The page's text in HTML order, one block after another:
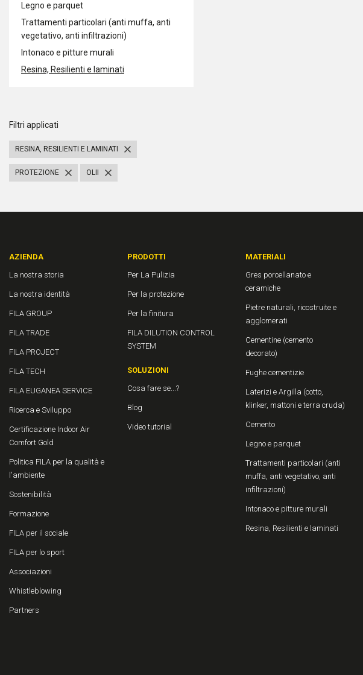
Legno e parquet
Trattamenti particolari (anti muffa, anti
vegetativo, anti infiltrazioni)
Intonaco e pitture murali
Resina, Resilienti e laminati
Filtri applicati
RESINA, RESILIENTI E LAMINATI
PROTEZIONE OLII
AZIENDA
La nostra storia
La nostra identità
FILA GROUP
FILA TRADE
FILA PROJECT
FILA TECH
FILA EUGANEA SERVICE
Ricerca e Sviluppo
Certificazione Indoor Air
Comfort Gold
Politica FILA per la qualità e
l'ambiente
Sostenibilità
Formazione
FILA per il sociale
FILA per lo sport
Associazioni
Whistleblowing
Partners
PRODOTTI
Per La Pulizia
Per la protezione
Per la finitura
FILA DILUTION CONTROL
SYSTEM
SOLUZIONI
Cosa fare se...?
Blog
Video tutorial
MATERIALI
Gres porcellanato e
ceramiche
Pietre naturali, ricostruite e
agglomerati
Cementine (cemento
decorato)
Fughe cementizie
Laterizi e Argilla (cotto,
klinker, mattoni e terra cruda)
Cemento
Legno e parquet
Trattamenti particolari (anti
muffa, anti vegetativo, anti
infiltrazioni)
Intonaco e pitture murali
Resina, Resilienti e laminati